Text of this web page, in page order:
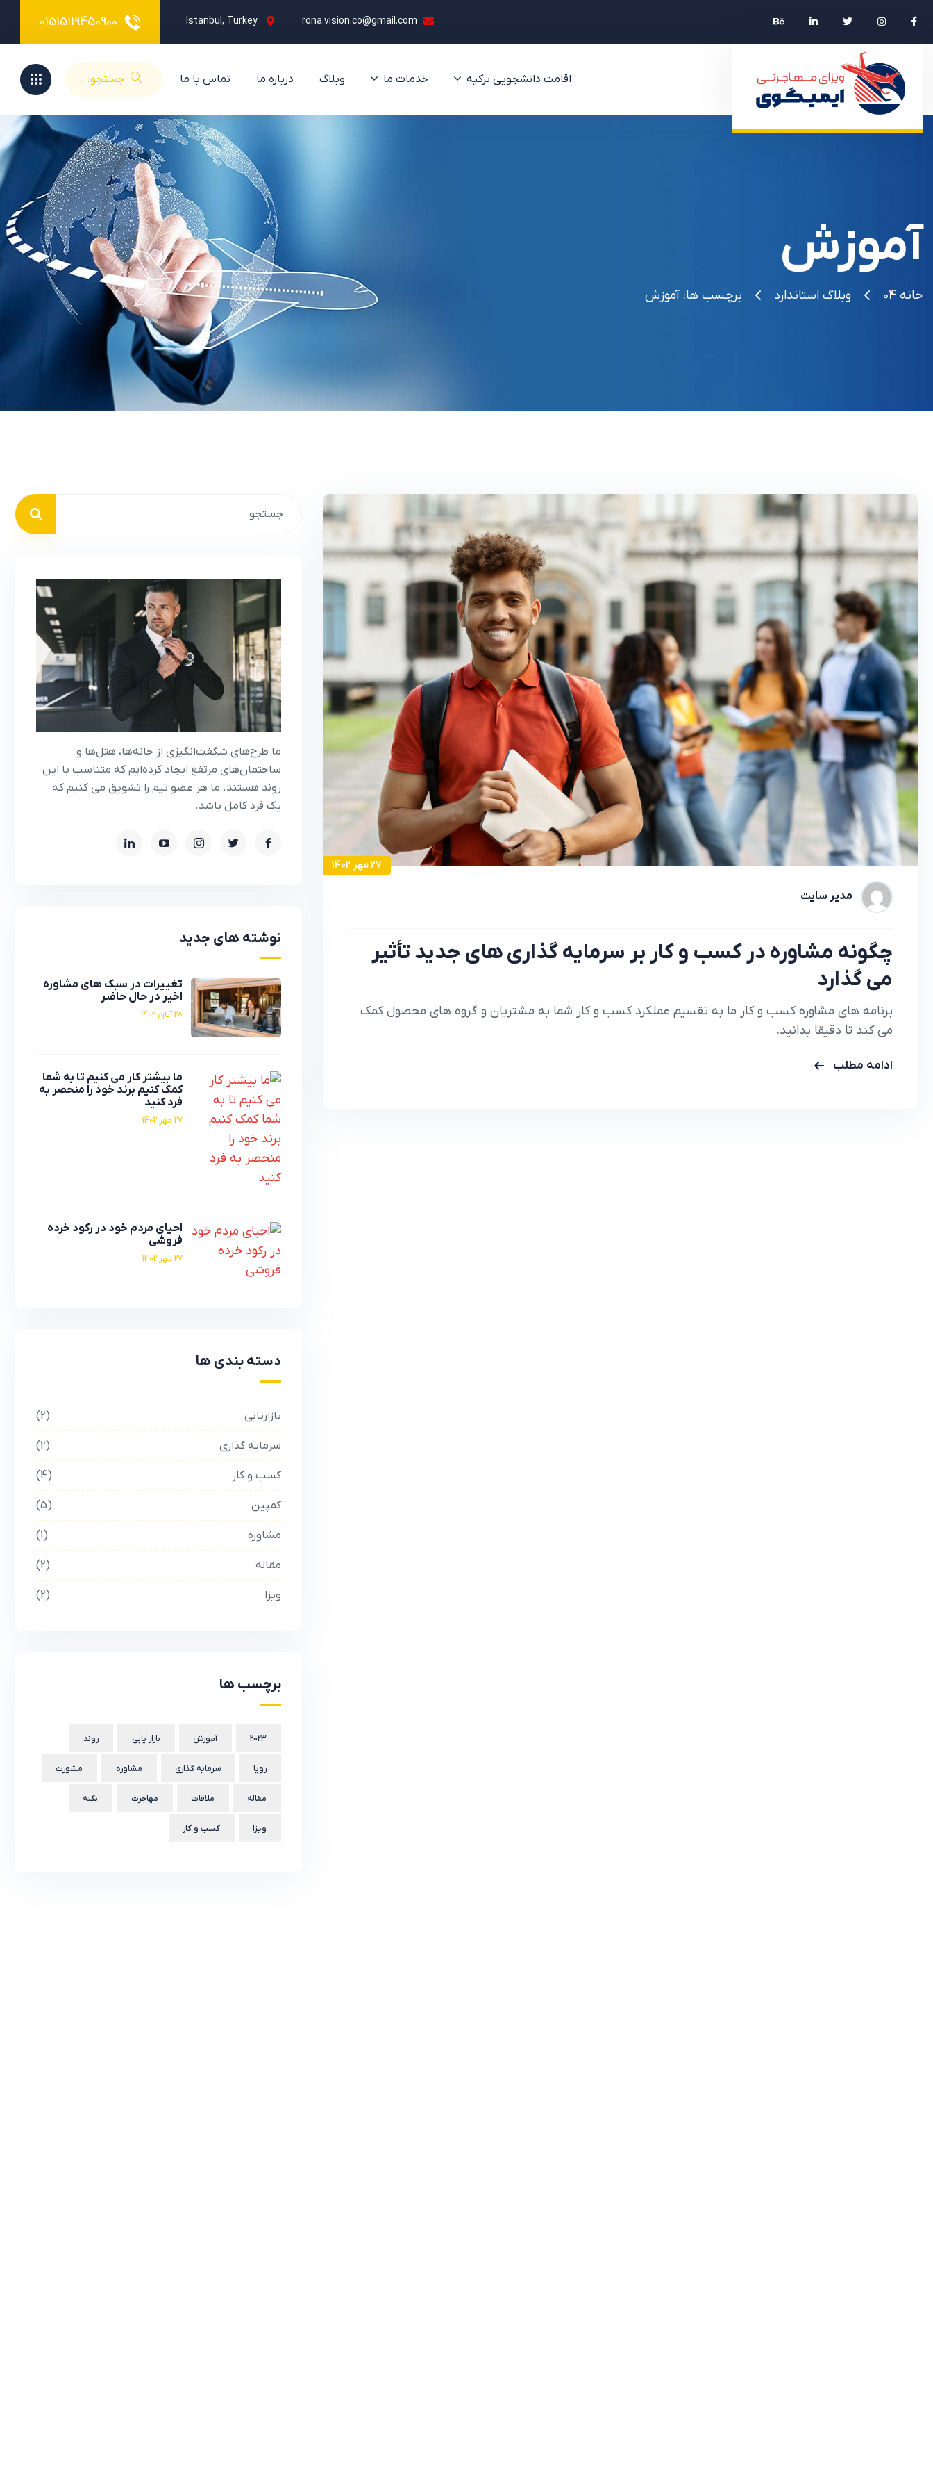
rona.vision.co@gmail.com
Istanbul, Turkey
0
0
9
0
5
4
9
1
1
5
1
5
1
0
اقامت دانشجویی ترکیه خدمات ما وبلاگ درباره ما تماس با ما
آموزش
خانه 04 وبلاگ استاندارد برچسب ها: آموزش
27 مهر 1402
مدیر سایت
چگونه مشاوره در کسب و کار بر سرمایه گذاری های جدید تأثیر
می گذارد
برنامه های مشاوره کسب و کار ما به تقسیم عملکرد کسب و کار شما به مشتریان و گروه های محصول کمک
می کند تا دقیقا بدانید.
ادامه مطلب
ما طرح‌های شگفت‌انگیزی از خانه‌ها، هتل‌ها و
ساختمان‌های مرتفع ایجاد کرده‌ایم که متناسب با این
روند هستند. ما هر عضو تیم را تشویق می کنیم که
یک فرد کامل باشد.
نوشته های جدید
تغییرات در سبک های مشاوره
اخیر در حال حاضر
28 آبان 1402
ما بیشتر کار می کنیم تا به شما
کمک کنیم برند خود را منحصر به
فرد کنید
27 مهر 1402
احیای مردم خود در رکود خرده
فروشی
27 مهر 1402
دسته بندی ها
بازاریابی 2
سرمایه گذاری 2
کسب و کار 4
کمپین 5
مشاوره 1
مقاله 2
ویزا 2
برچسب ها
2023 آموزش بازار یابی روند
رویا سرمایه گذاری مشاوره مشورت
مقاله ملاقات مهاجرت نکته
ویزا کسب و کار